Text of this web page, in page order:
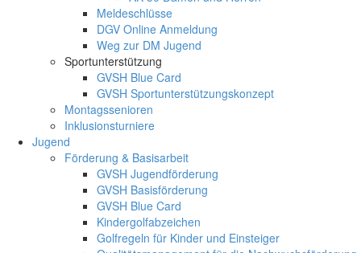
Meldeschlüsse
DGV Online Anmeldung
Weg zur DM Jugend
Sportunterstützung
GVSH Blue Card
GVSH Sportunterstützungskonzept
Montagssenioren
Inklusionsturniere
Jugend
Förderung & Basisarbeit
GVSH Jugendförderung
GVSH Basisförderung
GVSH Blue Card
Kindergolfabzeichen
Golfregeln für Kinder und Einsteiger